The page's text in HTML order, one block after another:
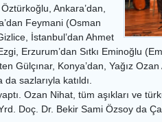
Ankara’dan,
Feymani (Osman
İstanbul’dan Ahmet
Erzurum’dan Sıtkı Eminoğlu
Gülçınar, Konya’dan, Yağız
sazlarıyla katıldı.
Ozan Nihat, tüm aşıkları ve
Doç. Dr. Bekir Sami Özsoy da